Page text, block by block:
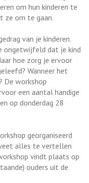
om hun kinderen te
ze om te gaan.
van je kinderen.
ongetwijfeld dat je kind
hoe zorg je ervoor
Wanneer het
De workshop
een aantal handige
op donderdag 28
georganiseerd
alles te vertellen
vindt plaats op
ouders uit de